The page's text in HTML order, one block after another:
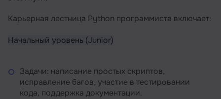
Карьерная лестница Python программиста включает:
Начальный уровень (Junior)
Задачи: написание простых скриптов,
исправление багов, участие в тестировании
кода, поддержка документации.